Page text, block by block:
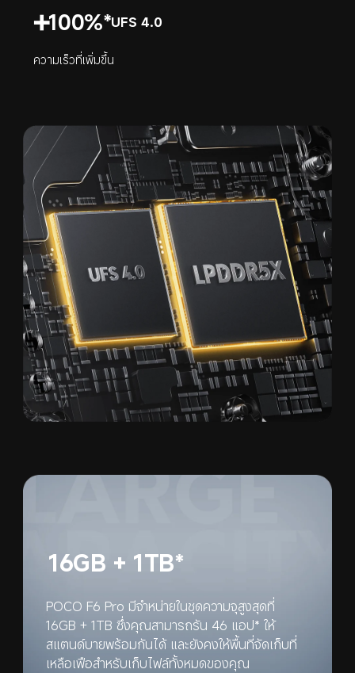
➕100%*UFS 4.0
ความเร็วที่เพิ่มขึ้น
16GB + 1TB*
POCO F6 Pro มีจำหน่ายในชุดความจุสูงสุดที่
16GB + 1TB ซึ่งคุณสามารถรัน 46 แอป* ให้
สแตนด์บายพร้อมกันได้ และยังคงให้พื้นที่จัดเก็บที่
เหลือเฟือสำหรับเก็บไฟล์ทั้งหมดของคุณ